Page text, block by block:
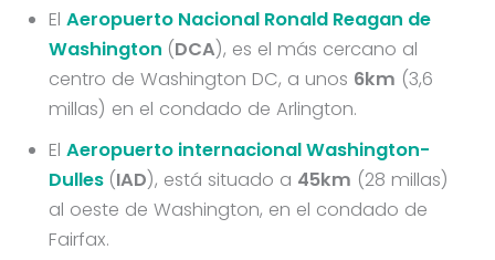
El Aeropuerto Nacional Ronald Reagan de
Washington (DCA), es el más cercano al
centro de Washington DC, a unos 6km (3,6
millas) en el condado de Arlington.
El Aeropuerto internacional Washington-
Dulles (IAD), está situado a 45km (28 millas)
al oeste de Washington, en el condado de
Fairfax.